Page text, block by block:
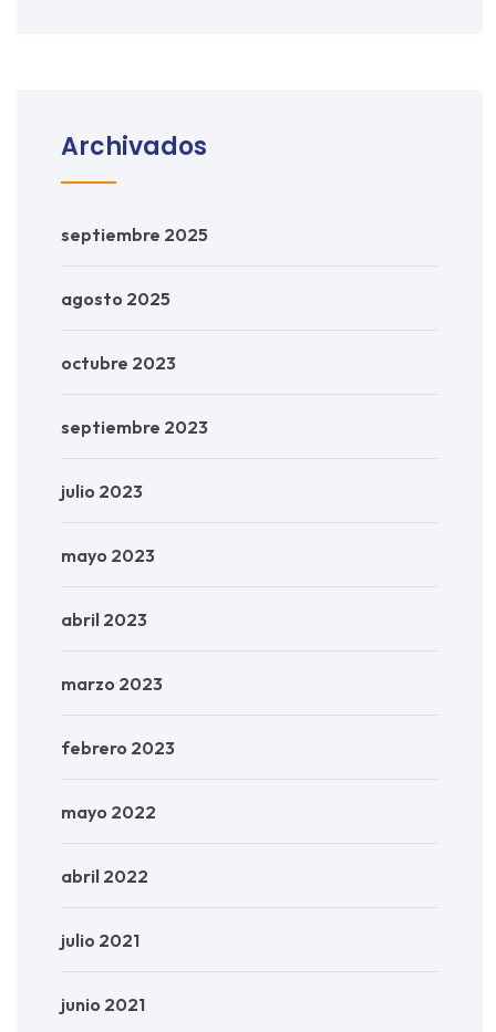
Archivados
septiembre 2025
agosto 2025
octubre 2023
septiembre 2023
julio 2023
mayo 2023
abril 2023
marzo 2023
febrero 2023
mayo 2022
abril 2022
julio 2021
junio 2021